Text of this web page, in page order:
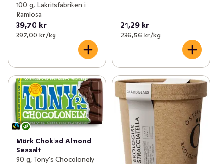
100 g, Lakritsfabriken i
Ramlösa
39,70 kr
397,00 kr /kg
21,29 kr
236,56 kr /kg
Mörk Choklad Almond
Seasalt
90 g, Tony's Chocolonely